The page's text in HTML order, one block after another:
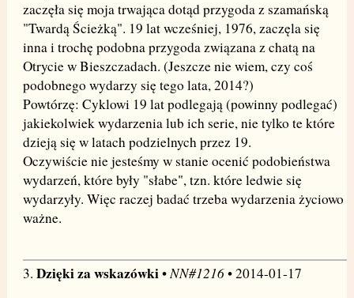
zaczęła się moja trwająca dotąd przygoda z szamańską
"Twardą Ścieżką". 19 lat wcześniej, 1976, zaczęla się
inna i trochę podobna przygoda związana z chatą na
Otrycie w Bieszczadach. (Jeszcze nie wiem, czy coś
podobnego wydarzy się tego lata, 2014?)
Powtórzę: Cyklowi 19 lat podlegają (powinny podlegać)
jakiekolwiek wydarzenia lub ich serie, nie tylko te które
dzieją się w latach podzielnych przez 19.
Oczywiście nie jesteśmy w stanie ocenić podobieństwa
wydarzeń, które były "słabe", tzn. które ledwie się
wydarzyły. Więc raczej badać trzeba wydarzenia życiowo
ważne.
3. Dzięki za wskazówki•NN#1216• 2014-01-17